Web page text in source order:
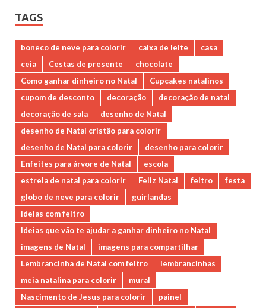
TAGS
boneco de neve para colorir caixa de leite
casa
ceia
Cestas de presente
chocolate
Como ganhar dinheiro no Natal
Cupcakes natalinos
cupom de desconto
decoração
decoração de natal
decoração de sala
desenho de Natal
desenho de Natal cristão para colorir
desenho de Natal para colorir
desenho para colorir
Enfeites para árvore de Natal
escola
estrela de natal para colorir
Feliz Natal feltro
festa
globo de neve para colorir
guirlandas
ideias com feltro
Ideias que vão te ajudar a ganhar dinheiro no Natal
imagens de Natal
imagens para compartilhar
Lembrancinha de Natal com feltro
lembrancinhas
meia natalina para colorir
mural
Nascimento de Jesus para colorir
painel